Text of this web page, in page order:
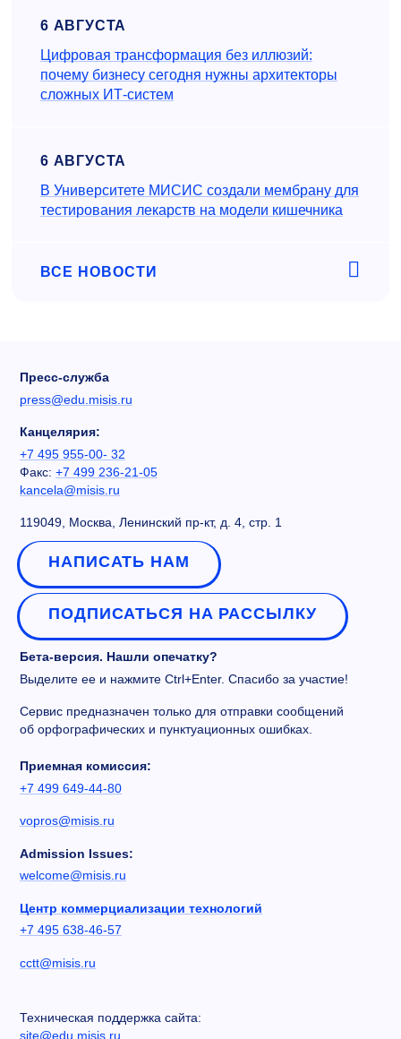
6 АВГУСТА
Цифровая трансформация без иллюзий:
почему бизнесу сегодня нужны архитекторы
сложных ИТ-систем
6 АВГУСТА
В Университете МИСИС создали мембрану для
тестирования лекарств на модели кишечника
ВСЕ НОВОСТИ
Пресс-служба
press@edu.misis.ru
Канцелярия:
+7 495 955-00- 32
Факс: +7 499 236-21-05
kancela@misis.ru
119049, Москва, Ленинский пр-кт, д. 4, стр. 1
НАПИСАТЬ НАМ
ПОДПИСАТЬСЯ НА РАССЫЛКУ
Бета-версия. Нашли опечатку?
Выделите ее и нажмите Ctrl+Enter. Спасибо за участие!
Сервис предназначен только для отправки сообщений
об орфографических и пунктуационных ошибках.
Приемная комиссия:
+7 499 649-44-80
vopros@misis.ru
Admission Issues:
welcome@misis.ru
Центр коммерциализации технологий
+7 495 638-46-57
cctt@misis.ru
Техническая поддержка сайта:
site@edu.misis.ru